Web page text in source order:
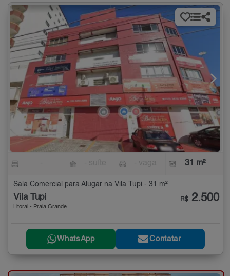
31 m²
Sala Comercial para Alugar na Vila Tupi - 31 m²
Vila Tupi
Litoral - Praia Grande
R$ 2.500
WhatsApp Contatar